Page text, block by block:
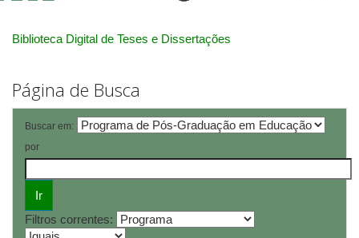
Biblioteca Digital de Teses e Dissertações
Página de Busca
Buscar em:
por
Filtros correntes: